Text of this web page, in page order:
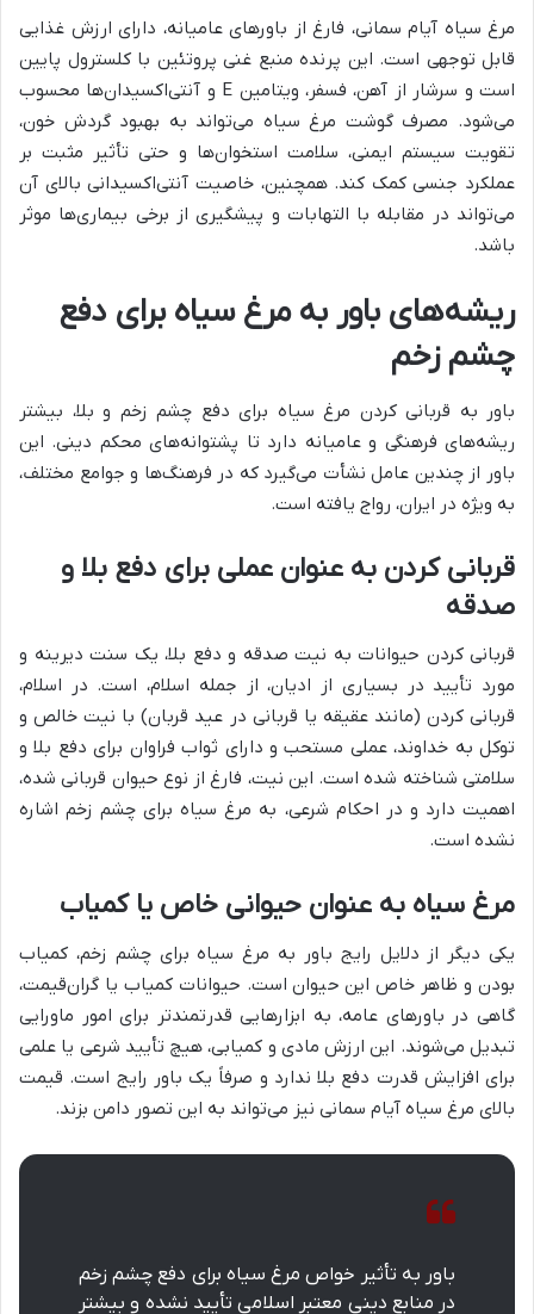
مرغ سیاه آیام سمانی، فارغ از باورهای عامیانه، دارای ارزش غذایی
قابل توجهی است. این پرنده منبع غنی پروتئین با کلسترول پایین
است و سرشار از آهن، فسفر، ویتامین E و آنتی‌اکسیدان‌ها محسوب
می‌شود. مصرف گوشت مرغ سیاه می‌تواند به بهبود گردش خون،
تقویت سیستم ایمنی، سلامت استخوان‌ها و حتی تأثیر مثبت بر
عملکرد جنسی کمک کند. همچنین، خاصیت آنتی‌اکسیدانی بالای آن
می‌تواند در مقابله با التهابات و پیشگیری از برخی بیماری‌ها موثر
باشد.
ریشه‌های باور به مرغ سیاه برای دفع
چشم زخم
باور به قربانی کردن مرغ سیاه برای دفع چشم زخم و بلا، بیشتر
ریشه‌های فرهنگی و عامیانه دارد تا پشتوانه‌های محکم دینی. این
باور از چندین عامل نشأت می‌گیرد که در فرهنگ‌ها و جوامع مختلف،
به ویژه در ایران، رواج یافته است.
قربانی کردن به عنوان عملی برای دفع بلا و
صدقه
قربانی کردن حیوانات به نیت صدقه و دفع بلا، یک سنت دیرینه و
مورد تأیید در بسیاری از ادیان، از جمله اسلام، است. در اسلام،
قربانی کردن (مانند عقیقه یا قربانی در عید قربان) با نیت خالص و
توکل به خداوند، عملی مستحب و دارای ثواب فراوان برای دفع بلا و
سلامتی شناخته شده است. این نیت، فارغ از نوع حیوان قربانی شده،
اهمیت دارد و در احکام شرعی، به مرغ سیاه برای چشم زخم اشاره
نشده است.
مرغ سیاه به عنوان حیوانی خاص یا کمیاب
یکی دیگر از دلایل رایج باور به مرغ سیاه برای چشم زخم، کمیاب
بودن و ظاهر خاص این حیوان است. حیوانات کمیاب یا گران‌قیمت،
گاهی در باورهای عامه، به ابزارهایی قدرتمندتر برای امور ماورایی
تبدیل می‌شوند. این ارزش مادی و کمیابی، هیچ تأیید شرعی یا علمی
برای افزایش قدرت دفع بلا ندارد و صرفاً یک باور رایج است. قیمت
بالای مرغ سیاه آیام سمانی نیز می‌تواند به این تصور دامن بزند.
باور به تأثیر خواص مرغ سیاه برای دفع چشم زخم
در منابع دینی معتبر اسلامی تأیید نشده و بیشتر